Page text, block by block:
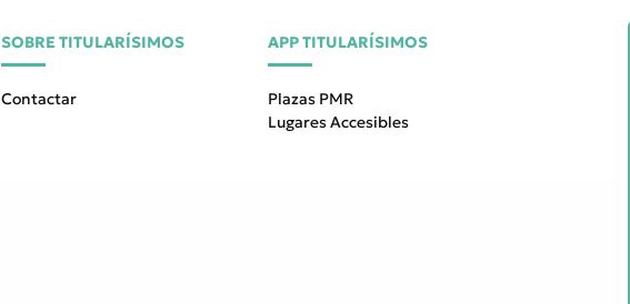
SOBRE TITULARÍSIMOS
Contactar
APP TITULARÍSIMOS
Plazas PMR
Lugares Accesibles